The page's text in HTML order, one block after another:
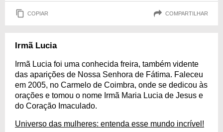
COPIAR COMPARTILHAR
Irmã Lucia
Irmã Lucia foi uma conhecida freira, também vidente
das aparições de Nossa Senhora de Fátima. Faleceu
em 2005, no Carmelo de Coimbra, onde se dedicou às
orações e tomou o nome Irmã Maria Lucia de Jesus e
do Coração Imaculado.
Universo das mulheres: entenda esse mundo incrível!